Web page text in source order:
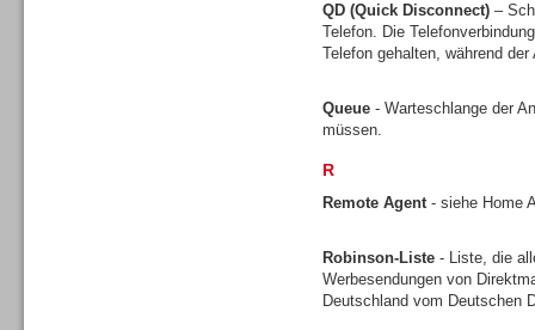
QD (Quick Disconnect) –
Telefon. Die
Telefon gehalten, während
Queue - Warteschlange der
müssen.
R
Remote Agent- siehe Home
Robinson-Liste - Liste, die
Werbesendungen von
Deutschland vom Deutschen